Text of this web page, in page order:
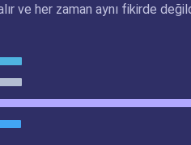
ve her zaman aynı fikirde